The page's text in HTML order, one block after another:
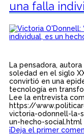
una falla
La pensadora,
soledad en el siglo
convirtió en una
tecnología en
Lee la entrevista
https://
victoria-odonnell-la-
un-hecho-social.html
¡Deja el primer